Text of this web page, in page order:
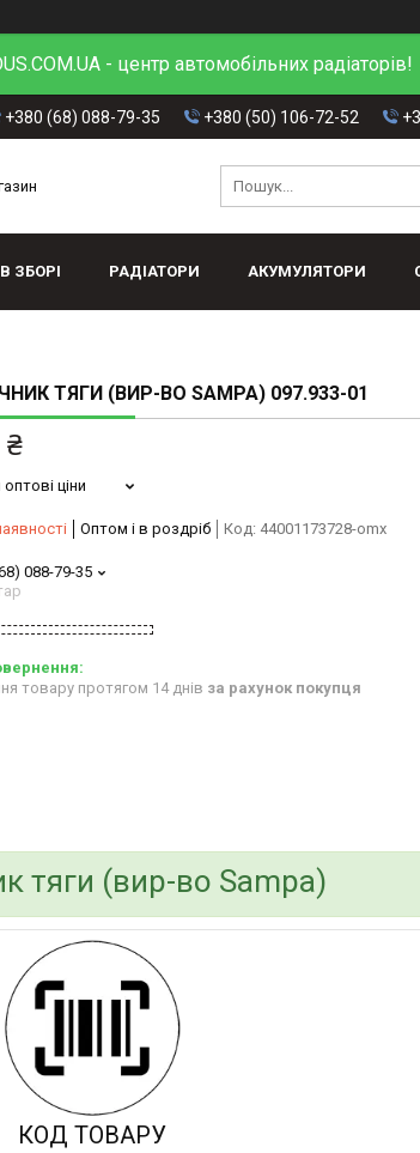
- центр автомобільних радіаторів!
+380 (68) 088-79-35 +380 (50) 106-72-52
ЗБОРІ РАДІАТОРИ АКУМУЛЯТОРИ
ТЯГИ (ВИР-ВО SAMPA) 097.933-01
₴
ціни
Оптом і в роздріб Код: 44001173728-omx
088-79-35
товару протягом 14 днів за рахунок покупця
тяги (вир-во Sampa)
КОД ТОВАРУ